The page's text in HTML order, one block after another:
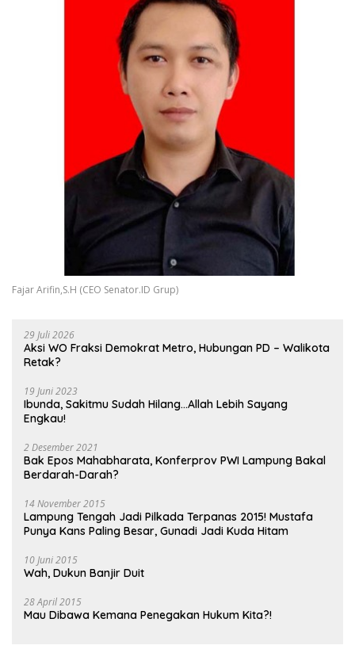
Fajar Arifin,S.H (CEO Senator.ID Grup)
29 Juli 2026
Aksi WO Fraksi Demokrat Metro, Hubungan PD – Walikota
Retak?
19 Juni 2023
Ibunda, Sakitmu Sudah Hilang…Allah Lebih Sayang
Engkau!
2 Desember 2021
Bak Epos Mahabharata, Konferprov PWI Lampung Bakal
Berdarah-Darah?
14 November 2015
Lampung Tengah Jadi Pilkada Terpanas 2015! Mustafa
Punya Kans Paling Besar, Gunadi Jadi Kuda Hitam
10 Juni 2015
Wah, Dukun Banjir Duit
28 April 2015
Mau Dibawa Kemana Penegakan Hukum Kita?!